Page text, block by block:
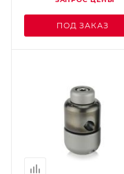
ПОД ЗАКАЗ